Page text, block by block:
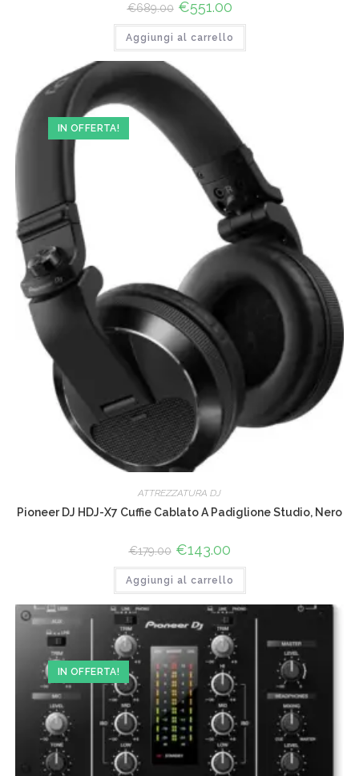
€689.00 Il
prezzo
originale
era:
€689.00.
€551.00Il
attuale
è:
€551.00.
Aggiungi al carrello
IN OFFERTA!
ATTREZZATURA DJ
Pioneer DJ HDJ-X7 Cuffie Cablato A Padiglione Studio, Nero
€179.00 Il
prezzo
originale
era:
€179.00.
€143.00Il
attuale
è:
€143.00.
Aggiungi al carrello
IN OFFERTA!